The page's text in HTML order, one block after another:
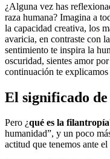
¿Alguna vez has
raza humana? Imagina a
la capacidad creativa, los
avaricia, en contraste con
sentimiento te inspira la
oscuridad, sientes amor
continuación te
El significado
Pero ¿qué es la filantropía
humanidad”, y un poco
actitud que tenemos ante